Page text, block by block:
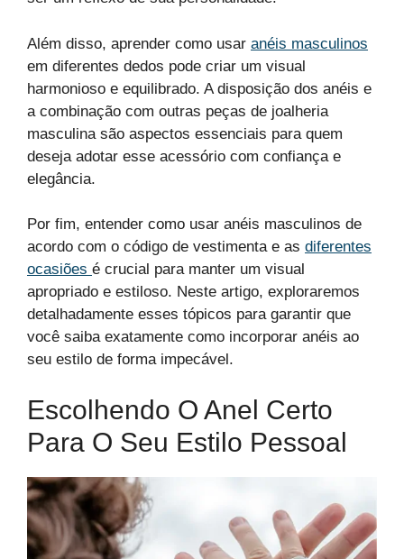
Além disso, aprender como usar anéis masculinos
em diferentes dedos pode criar um visual
harmonioso e equilibrado. A disposição dos anéis e
a combinação com outras peças de joalheria
masculina são aspectos essenciais para quem
deseja adotar esse acessório com confiança e
elegância.
Por fim, entender como usar anéis masculinos de
acordo com o código de vestimenta e as diferentes
ocasiões é crucial para manter um visual
apropriado e estiloso. Neste artigo, exploraremos
detalhadamente esses tópicos para garantir que
você saiba exatamente como incorporar anéis ao
seu estilo de forma impecável.
Escolhendo O Anel Certo
Para O Seu Estilo Pessoal